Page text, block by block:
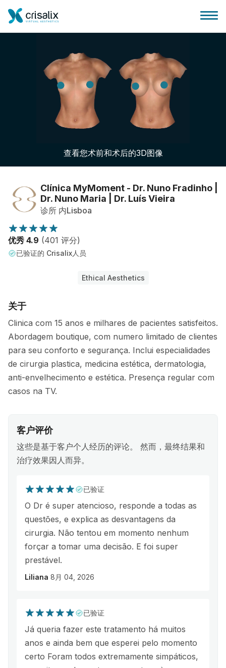
外科医生之家
客户评价
查看您术前和术后的3D图像
Clínica MyMoment - Dr. Nuno Fradinho |
Dr. Nuno Maria | Dr. Luís Vieira
诊所 内Lisboa
优秀 4.9 (401 评分)
已验证的 Crisalix人员
Ethical Aesthetics
关于
Clinica com 15 anos e milhares de pacientes satisfeitos.
Abordagem boutique, com numero limitado de clientes
para seu conforto e segurança. Inclui especialidades
de cirurgia plastica, medicina estética, dermatologia,
anti-envelhecimento e estética. Presença regular com
casos na TV.
客户评价
这些是基于客户个人经历的评论。 然而，最终结果和
治疗效果因人而异。
已验证
O Dr é super atencioso, responde a todas as
questões, e explica as desvantagens da
cirurgia. Não tentou em momento nenhum
forçar a tomar uma decisão. E foi super
prestável.
Liliana 8月 04, 2026
已验证
Já queria fazer este tratamento há muitos
anos e ainda bem que esperei pelo momento
certo Foram todos extremamente simpáticos,